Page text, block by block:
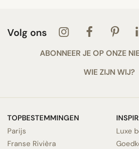
Volg ons
ABONNEER JE OP ONZE
WIE ZIJN WIJ?
TOPBESTEMMINGEN
Parijs
Franse Rivièra
Luxe